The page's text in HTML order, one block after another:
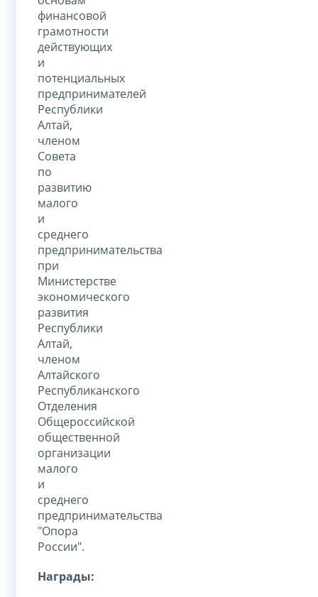
финансовой
грамотности
действующих
и
потенциальных
предпринимателей
Республики
Алтай,
членом
Совета
по
развитию
малого
и
среднего
предпринимательства
при
Министерстве
экономического
развития
Республики
Алтай,
членом
Алтайского
Республиканского
Отделения
Общероссийской
общественной
организации
малого
и
среднего
предпринимательства
"Опора
России".
Награды: